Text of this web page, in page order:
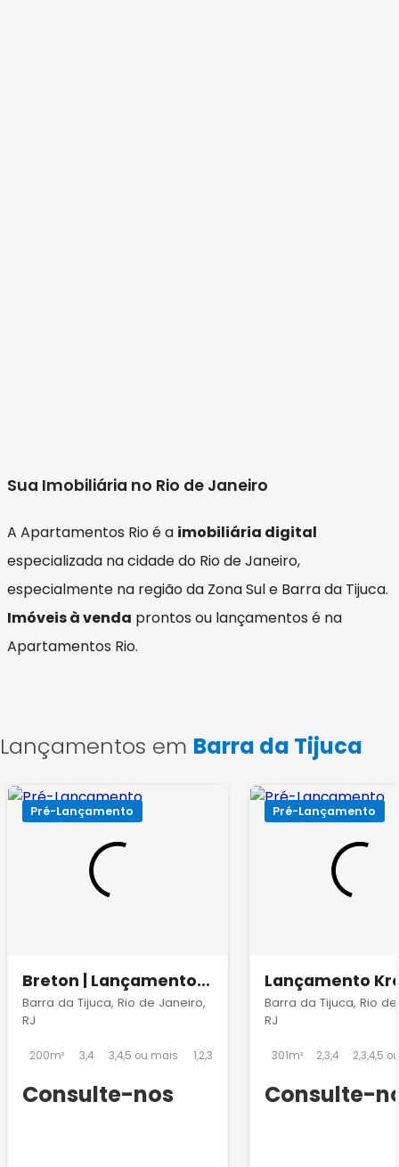
Sua Imobiliária no Rio de Janeiro
A Apartamentos Rio é a imobiliária digital
especializada na cidade do Rio de Janeiro,
especialmente na região da Zona Sul e Barra da Tijuca.
Imóveis à venda prontos ou lançamentos é na
Apartamentos Rio.
Lançamentos em Barra da Tijuca
Pré-Lançamento
Breton | Lançamento
na Barra da Tijuca
Barra da Tijuca, Rio de Janeiro,
RJ
200m² 3,4 3,4,5 ou mais 1,2,3
Consulte-nos
Pré-Lançamento
Lançamento
Barra da Tijuca, Rio
RJ
301m² 2,3,4 2,3,4,5
Consulte-